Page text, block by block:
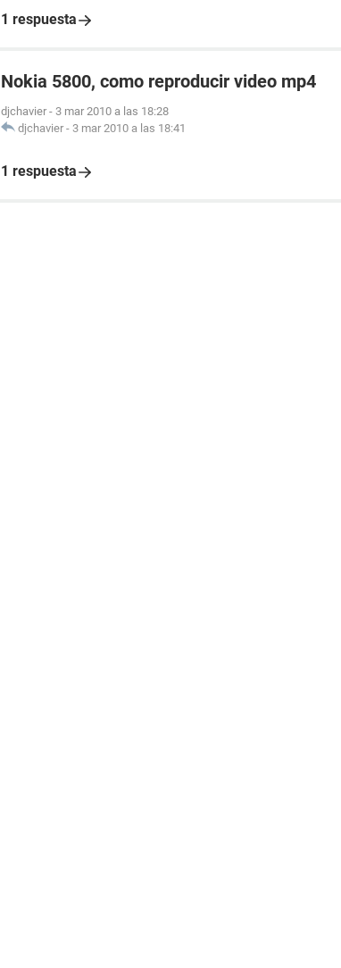
1 respuesta
Nokia 5800, como reproducir video mp4
djchavier - 3 mar 2010 a las 18:28
djchavier - 3 mar 2010 a las 18:41
1 respuesta